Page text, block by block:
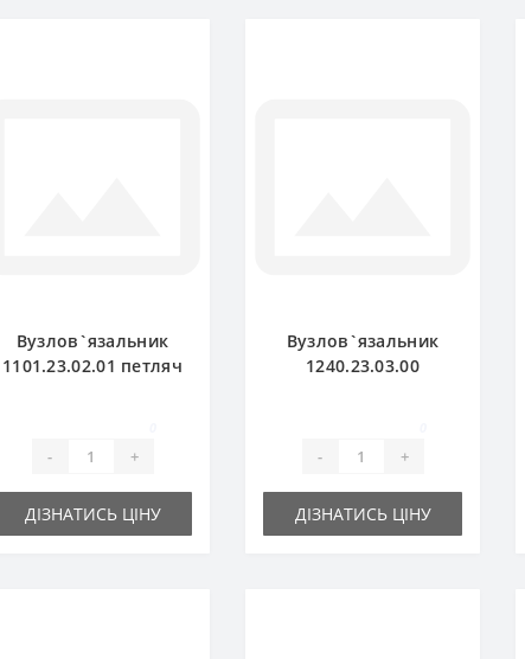
Вузлов`язальник
1101.23.02.01 петляч
- +
ДІЗНАТИСЬ ЦІНУ
Вузлов`язальник
1240.23.03.00
- +
ДІЗНАТИСЬ ЦІНУ